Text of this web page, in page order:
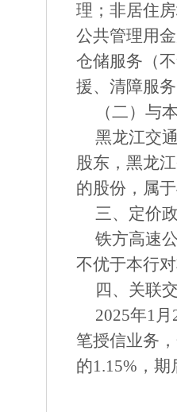
理；非居住
公共管理用
仓储服务（
援、清障服
（二）与
黑龙江交
股东，黑龙
的股份，属
三、定价
铁方高速
不优于本行
四、关联
2025年1
笔授信业务
的1.15%，